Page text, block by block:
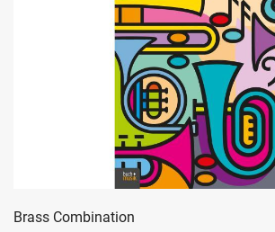
Brass Combination